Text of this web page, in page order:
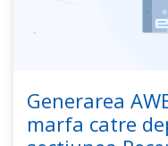
Generarea
marfa catre